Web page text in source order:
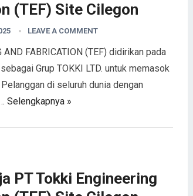
(TEF) Site Cilegon
LEAVE A COMMENT
AND FABRICATION (TEF) didirikan pada
Grup TOKKI LTD. untuk memasok
di seluruh dunia dengan
Selengkapnya »
PT Tokki Engineering